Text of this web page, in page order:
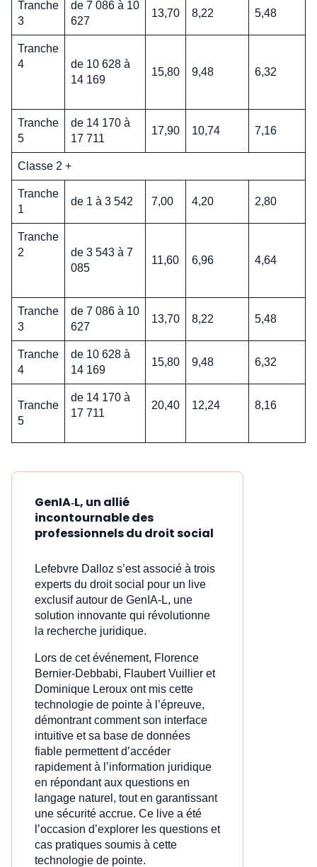
Tranche
3
de 7 086 à 10
627
13,70 8,22 5,48
Tranche
4
de 10 628 à
14 169
15,80 9,48 6,32
Tranche
5
de 14 170 à
17 711
17,90 10,74 7,16
Classe 2 +
Tranche
1
de 1 à 3 542 7,00 4,20 2,80
Tranche
2
de 3 543 à 7
085
11,60 6,96 4,64
Tranche
3
de 7 086 à 10
627
13,70 8,22 5,48
Tranche
4
de 10 628 à
14 169
15,80 9,48 6,32
Tranche
5
de 14 170 à
17 711
20,40 12,24 8,16
GenIA‑L, un allié
incontournable des
professionnels du droit social
Lefebvre Dalloz s’est associé à trois
experts du droit social pour un live
exclusif autour de GenIA‑L, une
solution innovante qui révolutionne
la recherche juridique.
Lors de cet événement, Florence
Bernier-Debbabi, Flaubert Vuillier et
Dominique Leroux ont mis cette
technologie de pointe à l’épreuve,
démontrant comment son interface
intuitive et sa base de données
fiable permettent d’accéder
rapidement à l’information juridique
en répondant aux questions en
langage naturel, tout en garantissant
une sécurité accrue. Ce live a été
l’occasion d’explorer les questions et
cas pratiques soumis à cette
technologie de pointe.